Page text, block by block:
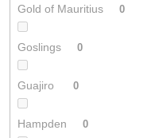
Gold of Mauritius 0
Goslings 0
Guajiro 0
Hampden 0